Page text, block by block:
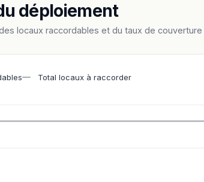
déploiement
locaux raccordables et du taux de couverture
Total locaux à raccorder